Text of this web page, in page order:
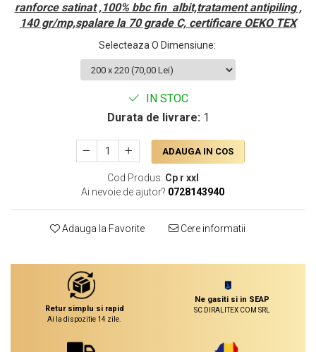
ranforce satinat ,100% bbc fin albit,tratament antipiling ,
140 gr/mp,spalare la 70 grade C, certificare OEKO TEX
Selecteaza O Dimensiune:
IN STOC
Durata de livrare:1
ADAUGA IN COS
Cod Produs: Cp r xxl
Ai nevoie de ajutor? 0728143940
Adauga la Favorite Cere informatii
Retur simplu si rapid
Ai la dispozitie 14 zile.
Ne gasiti si in SEAP
SC DIRALITEX COM SRL